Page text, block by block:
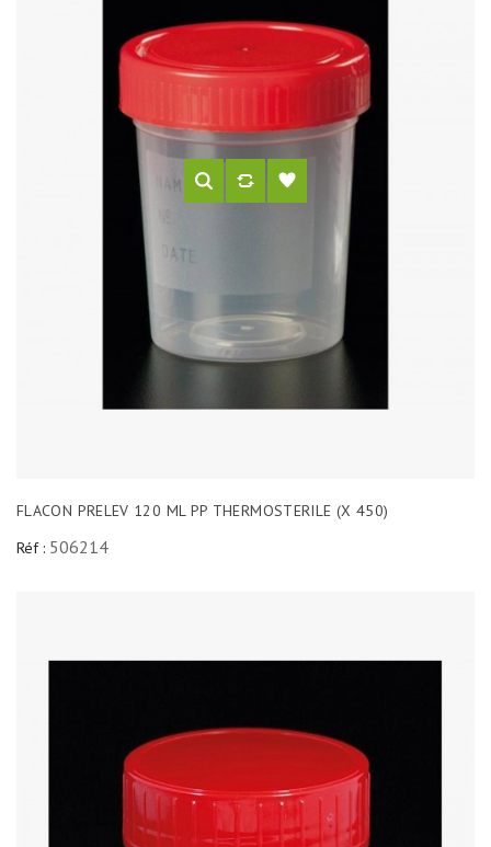
FLACON PRELEV 120 ML PP THERMOSTERILE (X 450)
Réf : 506214